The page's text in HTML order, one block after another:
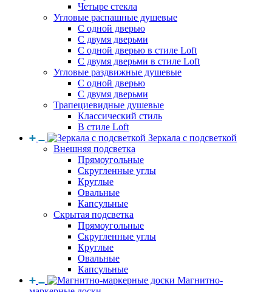
Четыре стекла
Угловые распашные душевые
С одной дверью
С двумя дверьми
С одной дверью в стиле Loft
С двумя дверьми в стиле Loft
Угловые раздвижные душевые
С одной дверью
С двумя дверьми
Трапециевидные душевые
Классический стиль
В стиле Loft
Зеркала с подсветкой
Внешняя подсветка
Прямоугольные
Скругленные углы
Круглые
Овальные
Капсульные
Скрытая подсветка
Прямоугольные
Скругленные углы
Круглые
Овальные
Капсульные
Магнитно-